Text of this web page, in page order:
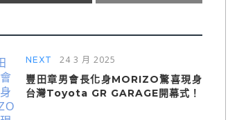
NEXT 24 3 月 2025
豐田章男會長化身MORIZO驚喜現身
台灣Toyota GR GARAGE開幕式！